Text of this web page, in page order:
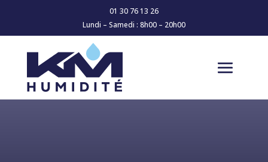
01 30 76 13 26
Lundi – Samedi : 8h00 – 20h00